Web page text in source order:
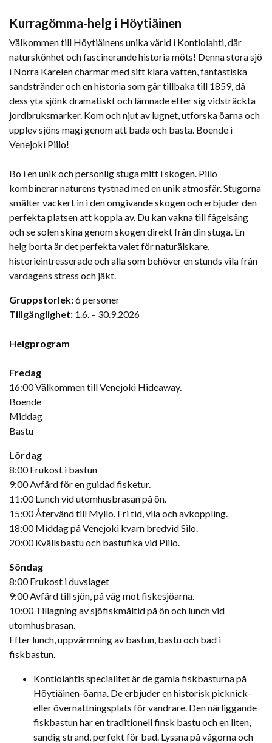
Kurragömma-helg i Höytiäinen
Välkommen till Höytiäinens unika värld i Kontiolahti, där
naturskönhet och fascinerande historia möts! Denna stora sjö
i Norra Karelen charmar med sitt klara vatten, fantastiska
sandstränder och en historia som går tillbaka till 1859, då
dess yta sjönk dramatiskt och lämnade efter sig vidsträckta
jordbruksmarker. Kom och njut av lugnet, utforska öarna och
upplev sjöns magi genom att bada och basta. Boende i
Venejoki Piilo!
Bo i en unik och personlig stuga mitt i skogen. Piilo
kombinerar naturens tystnad med en unik atmosfär. Stugorna
smälter vackert in i den omgivande skogen och erbjuder den
perfekta platsen att koppla av. Du kan vakna till fågelsång
och se solen skina genom skogen direkt från din stuga. En
helg borta är det perfekta valet för naturälskare,
historieintresserade och alla som behöver en stunds vila från
vardagens stress och jäkt.
Gruppstorlek:6 personer
Tillgänglighet: 1.6. – 30.9.2026
Helgprogram
Fredag
16:00 Välkommen till Venejoki Hideaway.
Boende
Middag
Bastu
Lördag
8:00 Frukost i bastun
9:00 Avfärd för en guidad fisketur.
11:00 Lunch vid utomhusbrasan på ön.
15:00 Återvänd till Myllo. Fri tid, vila och avkoppling.
18:00 Middag på Venejoki kvarn bredvid Silo.
20:00 Kvällsbastu och bastufika vid Piilo.
Söndag
8:00 Frukost i duvslaget
9:00 Avfärd till sjön, på väg mot fiskesjöarna.
10:00 Tillagning av sjöfiskmåltid på ön och lunch vid
utomhusbrasan.
Efter lunch, uppvärmning av bastun, bastu och bad i
fiskbastun.
Kontiolahtis specialitet är de gamla fiskbasturna på
Höytiäinen-öarna. De erbjuder en historisk picknick-
eller övernattningsplats för vandrare. Den närliggande
fiskbastun har en traditionell finsk bastu och en liten,
sandig strand, perfekt för bad. Lyssna på vågorna och